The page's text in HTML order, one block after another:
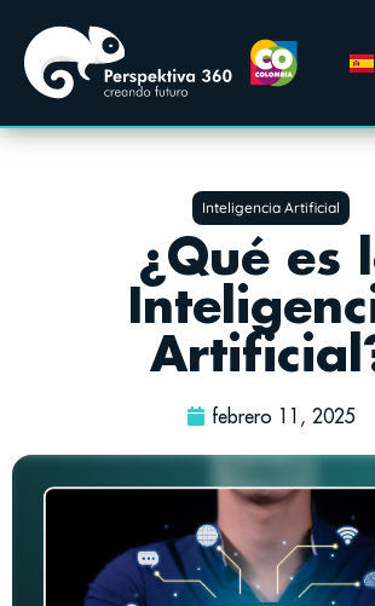
Inteligencia Artificial
¿Qué es
febrero 11, 2025